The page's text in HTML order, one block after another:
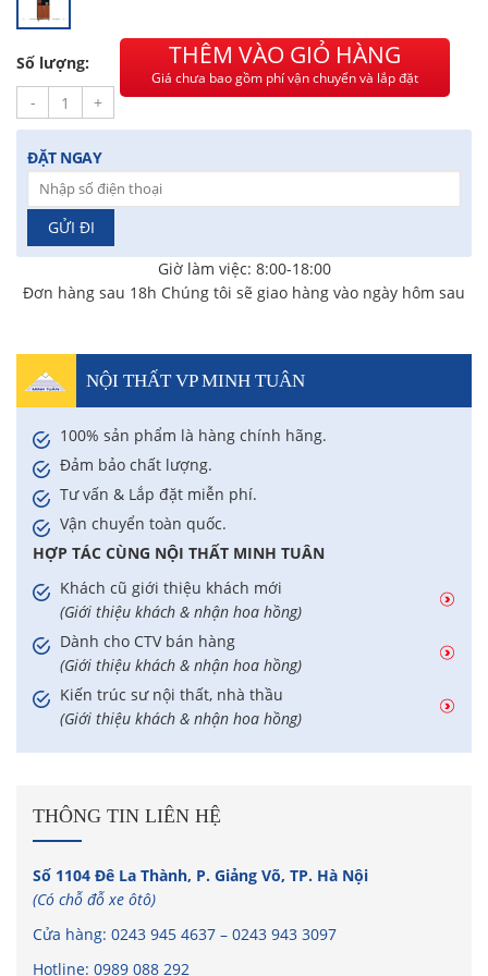
Chị Hồng Anh
Anh Quang
51 Ngô Quyền đã mua 4 giờ trước
47 Mai Hắc Đế đã mua 5 giờ trước
Số lượng:
-
+
THÊM VÀO GIỎ HÀNG
Giá chưa bao gồm phí vận chuyển và lắp đặt
ĐẶT NGAY
Giờ làm việc: 8:00-18:00
Đơn hàng sau 18h Chúng tôi sẽ giao hàng vào ngày hôm sau
NỘI THẤT VP MINH TUÂN
100% sản phẩm là hàng chính hãng.
Đảm bảo chất lượng.
Tư vấn & Lắp đặt miễn phí.
Vận chuyển toàn quốc.
HỢP TÁC CÙNG NỘI THẤT MINH TUÂN
Khách cũ giới thiệu khách mới
(Giới thiệu khách & nhận hoa hồng)
Dành cho CTV bán hàng
(Giới thiệu khách & nhận hoa hồng)
Kiến trúc sư nội thất, nhà thầu
(Giới thiệu khách & nhận hoa hồng)
THÔNG TIN LIÊN HỆ
Số 1104 Đê La Thành, P. Giảng Võ, TP. Hà Nội
(Có chỗ đỗ xe ôtô)
Cửa hàng: 0243 945 4637 – 0243 943 3097
Hotline: 0989 088 292